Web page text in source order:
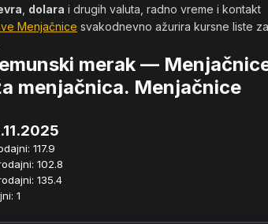
dolara i drugih valuta, radno vreme i kontakt
Menjačnice svakodnevno ažurira kursne liste za
merak —
menjačnica. Menjačnice
117.9
102.8
135.4
1